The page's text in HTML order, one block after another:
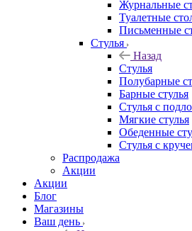
Журнальные
Туалетные
Письменные
Стулья
Назад
Стулья
Полубарные
Барные стулья
Стулья с
Мягкие стулья
Обеденные
Стулья с
Распродажа
Акции
Акции
Блог
Магазины
Ваш день